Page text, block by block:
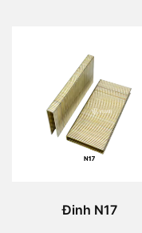
Đinh N17